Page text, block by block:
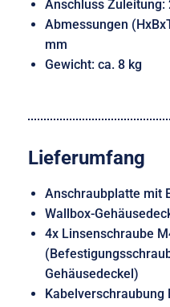
Anschluss Zuleitung:
Abmessungen
mm
Gewicht: ca. 8 kg
Lieferumfang
Anschraubplatte mit
Wallbox-
4x Linsenschraube
Gehäusedeckel)
Kabelverschraubung